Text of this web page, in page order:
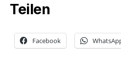
Teilen
Facebook